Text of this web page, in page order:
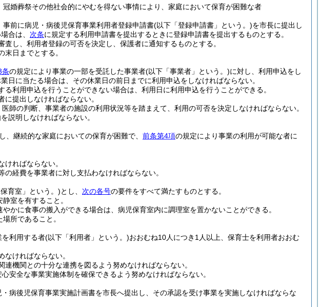
婚葬祭その他社会的にやむを得ない事情により、家庭において保育が困難な者
事前に病児・病後児保育事業利用者登録申請書(以下「登録申請書」という。)を市長に提出し
合は、 次条に規定する利用申請書を提出するときに登録申請書を提出するものとする。
し、利用者登録の可否を決定し、保護者に通知するものとする。
日までとする。
条の規定により事業の一部を受託した事業者(以下「事業者」という。)に対し、利用申込をし
日に当たる場合は、その休業日の前日までに利用申込をしなければならない。
る利用申込を行うことができない場合は、利用日に利用申込を行うことができる。
提出しなければならない。
師の判断、事業者の施設の利用状況等を踏まえて、利用の可否を決定しなければならない。
説明しなければならない。
、継続的な家庭においての保育が困難で、 前条第4項の規定により事業の利用が可能な者に
ればならない。
経費を事業者に対し支払わなければならない。
育室」という。)とし、 次の各号の要件をすべて満たすものとする。
室を有すること。
かに食事の搬入ができる場合は、病児保育室内に調理室を置かないことができる。
所であること。
利用する者(以下「利用者」という。)おおむね10人につき1人以上、保育士を利用者おおむ
ければならない。
機関との十分な連携を図るよう努めなければならない。
安全な事業実施体制を確保できるよう努めなければならない。
病後児保育事業実施計画書を市長へ提出し、その承認を受け事業を実施しなければならな